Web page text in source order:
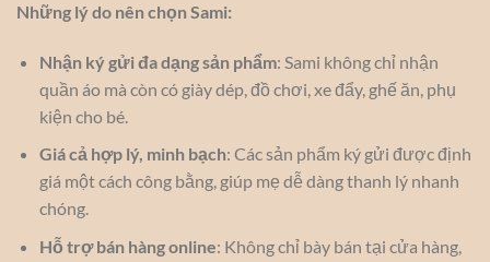
Những lý do nên chọn Sami:
Nhận ký gửi đa dạng sản phẩm: Sami không chỉ nhận
quần áo mà còn có giày dép, đồ chơi, xe đẩy, ghế ăn, phụ
kiện cho bé.
Giá cả hợp lý, minh bạch: Các sản phẩm ký gửi được định
giá một cách công bằng, giúp mẹ dễ dàng thanh lý nhanh
chóng.
Hỗ trợ bán hàng online: Không chỉ bày bán tại cửa hàng,